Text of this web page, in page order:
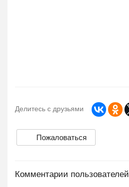
Делитесь с друзьями
Пожаловаться
Комментарии пользователей